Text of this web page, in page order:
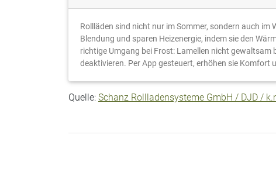
Rollläden sind nicht nur im Sommer, sondern auch
Blendung und sparen Heizenergie, indem sie den
richtige Umgang bei Frost: Lamellen nicht
deaktivieren. Per App gesteuert, erhöhen sie Komfort
Quelle: Schanz Rollladensysteme GmbH / DJD /